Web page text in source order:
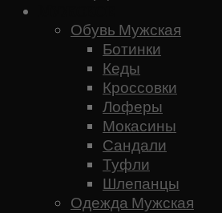
Обувь Мужская
Ботинки
Кеды
Кроссовки
Лоферы
Мокасины
Сандали
Туфли
Шлепанцы
Одежда Мужская